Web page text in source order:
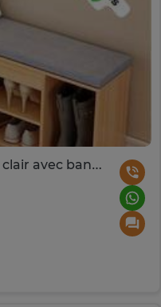
rangement chaussures bois clair avec banc gris